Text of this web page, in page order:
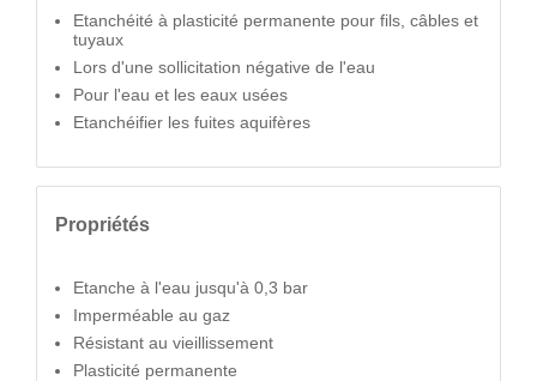
Etanchéité à plasticité permanente pour fils, câbles et
tuyaux
Lors d'une sollicitation négative de l'eau
Pour l'eau et les eaux usées
Etanchéifier les fuites aquifères
Propriétés
Etanche à l'eau jusqu'à 0,3 bar
Imperméable au gaz
Résistant au vieillissement
Plasticité permanente